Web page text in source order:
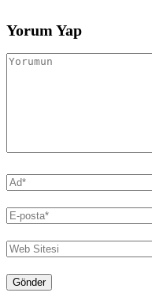
Yorum Yap